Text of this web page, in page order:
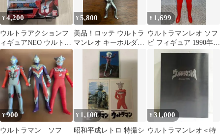
¥4,200
ウルトラアクションフ
ィギュアNEO ウルトラ
マン ブラザーズマント
セット
¥5,800
美品！ロッテ ウルトラ
マンレオ キーホルダー
昭和レトロ
¥ 1,699
ウルトラマンレオ ソフ
ビ フィギュア 1990年
バンダイ
¥900
ウルトラマン ソフ
¥ 1,100
昭和平成レトロ 特撮シ
¥31,000
ウルトラマンレオ＜特